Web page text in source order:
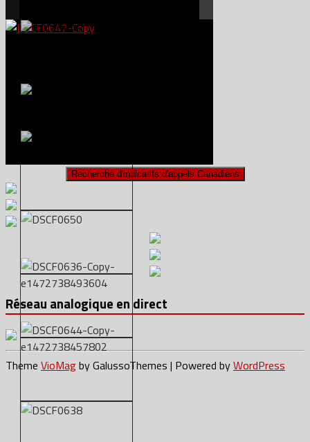
Réseau analogique en direct
Theme VioMagby GalussoThemes | Powered byWordPress